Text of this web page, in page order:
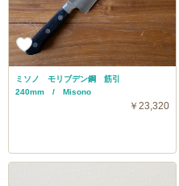
ミソノ モリブデン鋼 筋引
240mm / Misono
￥23,320